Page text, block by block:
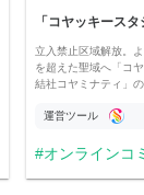
立入禁止区域解放。
を超えた聖域へ「コ
結社コヤミナティ」
運営ツール
オンラインコ